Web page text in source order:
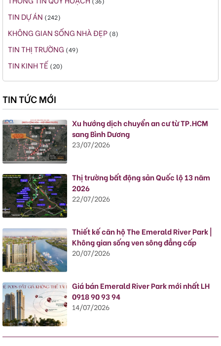
TIN DỰ ÁN (242)
KHÔNG GIAN SỐNG NHÀ ĐẸP (8)
TIN THỊ TRƯỜNG (49)
TIN KINH TẾ (20)
TIN TỨC MỚI
Xu hướng dịch chuyển an cư từ TP.HCM
sang Bình Dương
23/07/2026
Thị trường bất động sản Quốc lộ 13 năm
2026
22/07/2026
Thiết kế căn hộ The Emerald River Park |
Không gian sống ven sông đẳng cấp
20/07/2026
Giá bán Emerald River Park mới nhất LH
0918 90 93 94
14/07/2026